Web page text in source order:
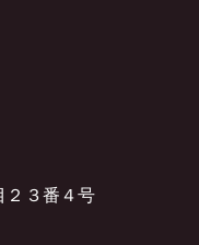
２３番４号